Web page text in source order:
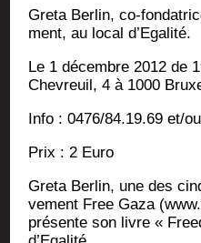
Gre­ta Ber­lin, co-
ment, au local d’Egalité.
Le 1 décembre 2012 de
Che­vreuil, 4 à 1000
Info : 0476/84.19.69 et/
Prix : 2 Euro
Gre­ta Ber­lin, une des
ve­ment Free Gaza
pré­sente son livre «